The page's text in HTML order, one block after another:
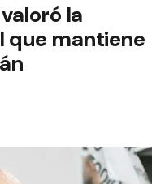
la
que mantiene